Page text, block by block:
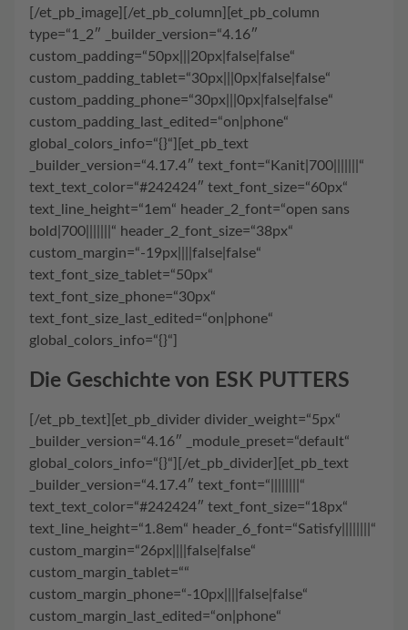
[/et_pb_image][/et_pb_column][et_pb_column
type=“1_2″ _builder_version=“4.16″
custom_padding=“50px|||20px|false|false“
custom_padding_tablet=“30px|||0px|false|false“
custom_padding_phone=“30px|||0px|false|false“
custom_padding_last_edited=“on|phone“
global_colors_info=“{}“][et_pb_text
_builder_version=“4.17.4″ text_font=“Kanit|700|||||||“
text_text_color=“#242424″ text_font_size=“60px“
text_line_height=“1em“ header_2_font=“open sans
bold|700|||||||“ header_2_font_size=“38px“
custom_margin=“-19px||||false|false“
text_font_size_tablet=“50px“
text_font_size_phone=“30px“
text_font_size_last_edited=“on|phone“
global_colors_info=“{}“]
Die Geschichte von ESK PUTTERS
[/et_pb_text][et_pb_divider divider_weight=“5px“
_builder_version=“4.16″ _module_preset=“default“
global_colors_info=“{}“][/et_pb_divider][et_pb_text
_builder_version=“4.17.4″ text_font=“||||||||“
text_text_color=“#242424″ text_font_size=“18px“
text_line_height=“1.8em“ header_6_font=“Satisfy||||||||“
custom_margin=“26px||||false|false“
custom_margin_tablet=““
custom_margin_phone=“-10px||||false|false“
custom_margin_last_edited=“on|phone“